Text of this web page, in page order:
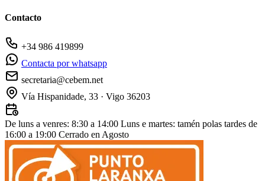
Contacto
+34 986 419899
Contacta por whatsapp
secretaria@cebem.net
Vía Hispanidade, 33 · Vigo 36203
De luns a venres: 8:30 a 14:00 Luns e martes: tamén polas tardes de
16:00 a 19:00 Cerrado en Agosto